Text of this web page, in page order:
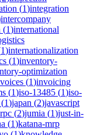
(1)integration
intercompany
(1)international
1)internationalization
(1)inventory-
optimization
(1)invoicing
(1)iso-13485 (1)iso-
(1)japan (2)javascript
(2)jumia (1)just-in-
(1)katana-mrp